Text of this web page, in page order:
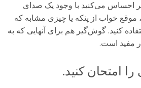
احساس می‌کنید با وجود یک صدای
موقع خواب از پنکه یا چیزی مشابه که
کنید. گوش‌گیر هم برای آنهایی که به
مفید است.